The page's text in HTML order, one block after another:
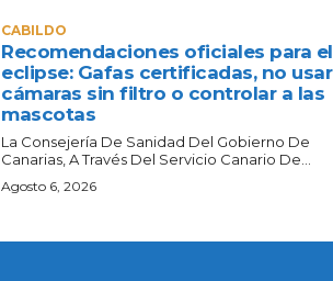
CABILDO
Recomendaciones oficiales para el
eclipse: Gafas certificadas, no usar
cámaras sin filtro o controlar a las
mascotas
La Consejería De Sanidad Del Gobierno De
Canarias, A Través Del Servicio Canario De...
Agosto 6, 2026